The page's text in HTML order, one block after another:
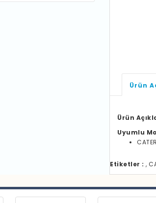
Ürün
Ürün
Uyumlu
Etiketler : ,